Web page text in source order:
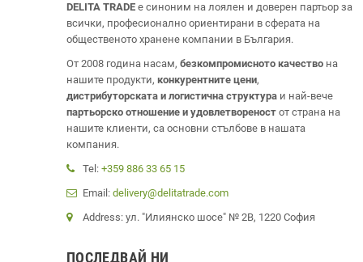
DELITA TRADE е синоним на лоялен и доверен партьор за
всички, професионално ориентирани в сферата на
общественото хранене компании в България.
От 2008 година насам, безкомпромисното качество на
нашите продукти, конкурентните цени,
дистрибуторската и логистична структура и най-вече
партьорско отношение и удовлетвореност от страна на
нашите клиенти, са основни стълбове в нашата
компания.
Tel: +359 886 33 65 15
Email: delivery@delitatrade.com
Address: ул. "Илиянско шосе" № 2В, 1220 София
ПОСЛЕДВАЙ НИ